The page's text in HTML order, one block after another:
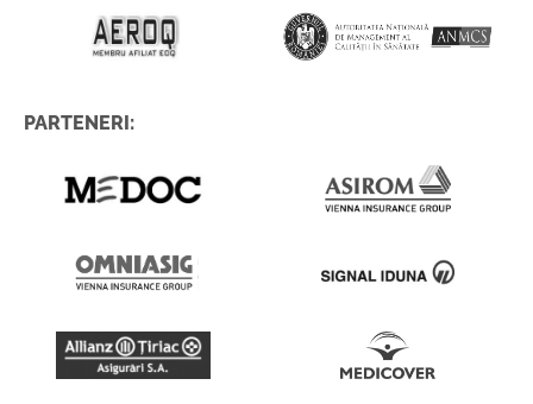
PARTENERI: